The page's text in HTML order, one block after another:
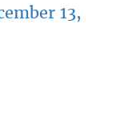
13,